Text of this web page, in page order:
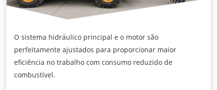
O sistema hidráulico principal e o motor são
perfeitamente ajustados para proporcionar maior
eficiência no trabalho com consumo reduzido de
combustível.